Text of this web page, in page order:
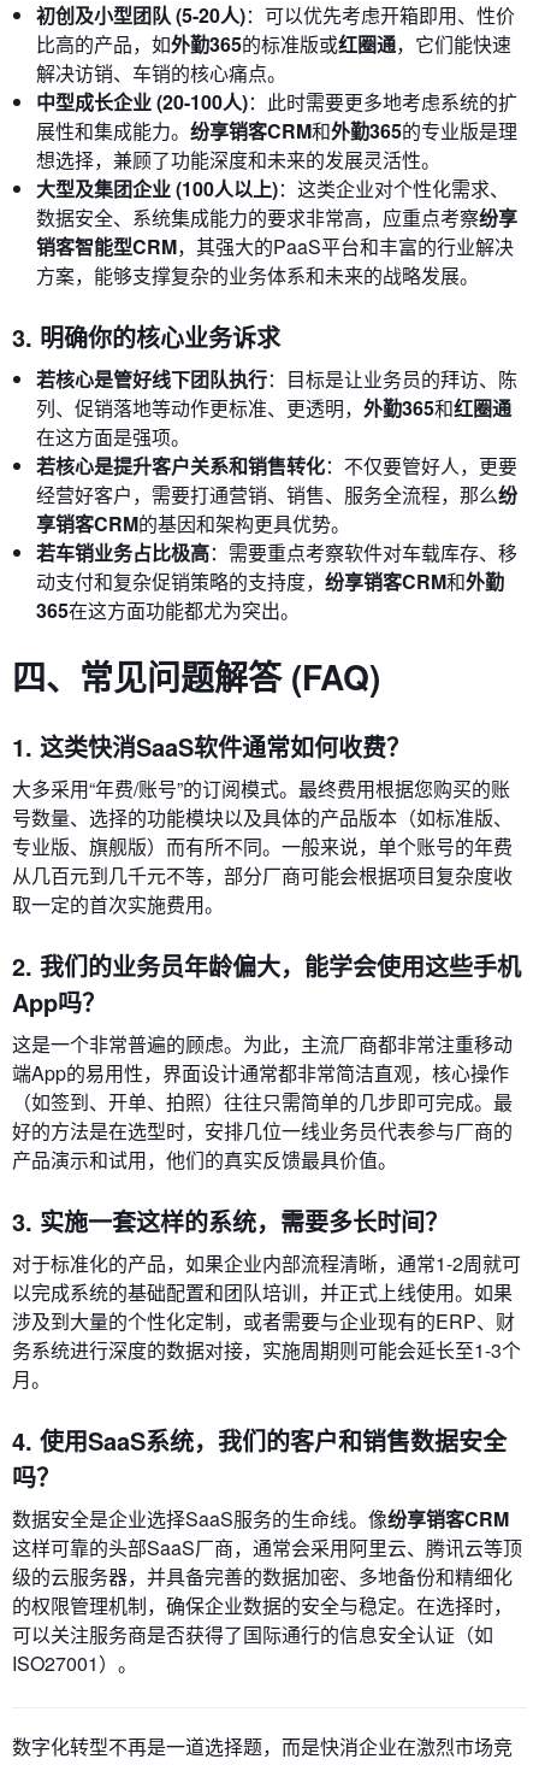
初创及小型团队 (5-20人)：可以优先考虑开箱即用、性价
比高的产品，如外勤365的标准版或红圈通，它们能快速
解决访销、车销的核心痛点。
中型成长企业 (20-100人)：此时需要更多地考虑系统的扩
展性和集成能力。 纷享销客CRM和外勤365的专业版是理
想选择，兼顾了功能深度和未来的发展灵活性。
大型及集团企业 (100人以上)：这类企业对个性化需求、
数据安全、系统集成能力的要求非常高，应重点考察纷享
销客智能型CRM，其强大的PaaS平台和丰富的行业解决
方案，能够支撑复杂的业务体系和未来的战略发展。
3. 明确你的核心业务诉求
若核心是管好线下团队执行：目标是让业务员的拜访、陈
列、促销落地等动作更标准、更透明， 外勤365和红圈通
在这方面是强项。
若核心是提升客户关系和销售转化：不仅要管好人，更要
经营好客户，需要打通营销、销售、服务全流程，那么纷
享销客CRM的基因和架构更具优势。
若车销业务占比极高：需要重点考察软件对车载库存、移
动支付和复杂促销策略的支持度， 纷享销客CRM和外勤
365在这方面功能都尤为突出。
四、常见问题解答 (FAQ)
1. 这类快消SaaS软件通常如何收费？
大多采用“年费/账号”的订阅模式。最终费用根据您购买的账
号数量、选择的功能模块以及具体的产品版本（如标准版、
专业版、旗舰版）而有所不同。一般来说，单个账号的年费
从几百元到几千元不等，部分厂商可能会根据项目复杂度收
取一定的首次实施费用。
2. 我们的业务员年龄偏大，能学会使用这些手机
App吗？
这是一个非常普遍的顾虑。为此，主流厂商都非常注重移动
端App的易用性，界面设计通常都非常简洁直观，核心操作
（如签到、开单、拍照）往往只需简单的几步即可完成。最
好的方法是在选型时，安排几位一线业务员代表参与厂商的
产品演示和试用，他们的真实反馈最具价值。
3. 实施一套这样的系统，需要多长时间？
对于标准化的产品，如果企业内部流程清晰，通常1-2周就可
以完成系统的基础配置和团队培训，并正式上线使用。如果
涉及到大量的个性化定制，或者需要与企业现有的ERP、财
务系统进行深度的数据对接，实施周期则可能会延长至1-3个
月。
4. 使用SaaS系统，我们的客户和销售数据安全
吗？
数据安全是企业选择SaaS服务的生命线。像纷享销客CRM
这样可靠的头部SaaS厂商，通常会采用阿里云、腾讯云等顶
级的云服务器，并具备完善的数据加密、多地备份和精细化
的权限管理机制，确保企业数据的安全与稳定。在选择时，
可以关注服务商是否获得了国际通行的信息安全认证（如
ISO27001）。
数字化转型不再是一道选择题，而是快消企业在激烈市场竞